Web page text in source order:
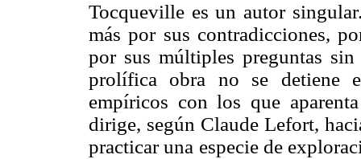
Tocqueville es un autor
más por sus contradicciones,
por sus múltiples preguntas
prolífica obra no se detiene
empíricos con los que
dirige, según Claude Lefort,
practicar una especie de